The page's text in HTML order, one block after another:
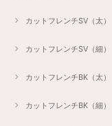
カットフレンチSV（太）
カットフレンチSV（細）
カットフレンチBK（太）
カットフレンチBK（細）